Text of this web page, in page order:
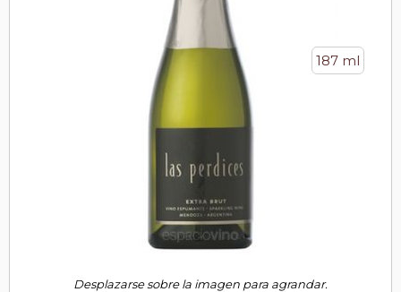
187 ml
Desplazarse sobre la imagen para agrandar.